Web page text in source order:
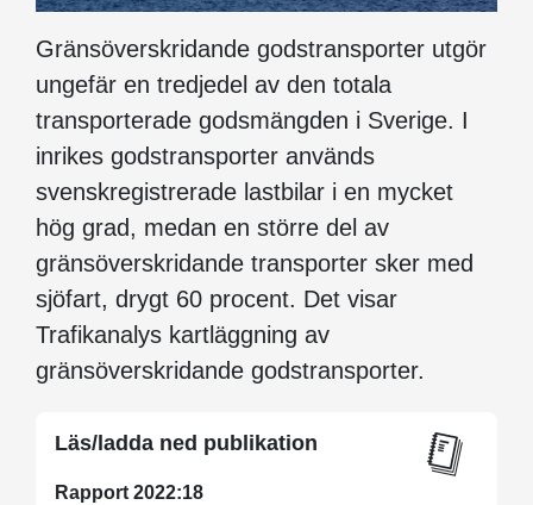
Gränsöverskridande godstransporter utgör
ungefär en tredjedel av den totala
transporterade godsmängden i Sverige. I
inrikes gods­transporter används
svenskregistrerade lastbilar i en mycket
hög grad, medan en större del av
gränsöverskridande transporter sker med
sjöfart, drygt 60 procent. Det visar
Trafikanalys kartläggning av
gränsöverskridande godstransporter.
Läs/ladda ned publikation
Rapport 2022:18